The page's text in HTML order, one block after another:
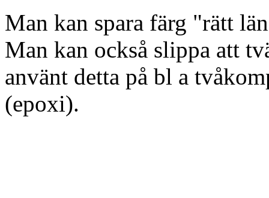
Man kan spara färg "rätt
Man kan också slippa att
använt detta på bl a
(epoxi).